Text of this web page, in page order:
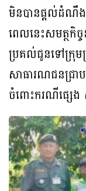
មិនបានផ្តល់ដំណឹង
ពេលនេះសមត្ថកិច្
ប្រគល់ជូនទៅក្រុម
សាធារណជនជ្រា
ចំពោះករណីផ្សេ